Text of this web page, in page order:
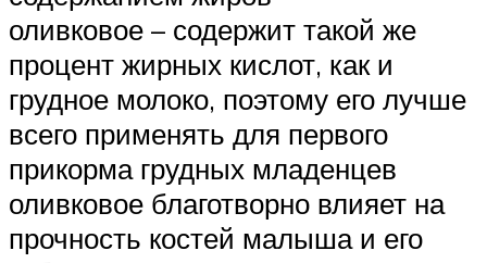
оливковое – содержит такой же
процент жирных кислот, как и
грудное молоко, поэтому его лучше
всего применять для первого
прикорма грудных младенцев
оливковое благотворно влияет на
прочность костей малыша и его